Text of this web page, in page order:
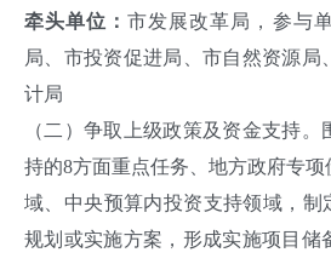
牵头单位：市发展改革局，参与
局、市投资促进局、市自然资源局
计局
（二）争取上级政策及资金支持
持的8方面重点任务、地方政府专
域、中央预算内投资支持领域，制
规划或实施方案，形成实施项目储